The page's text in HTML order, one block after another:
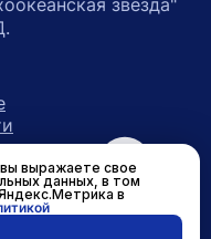
звезда"
главную
страницу в Вконтакте
на страницу в
ссылка на канал в
выражаете свое
данных, в том
в